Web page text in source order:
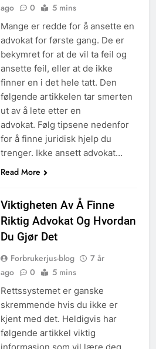
ago
0 5 mins
Mange er redde for å ansette en
advokat for første gang. De er
bekymret for at de vil ta feil og
ansette feil, eller at de ikke
finner en i det hele tatt. Den
følgende artikkelen tar smerten
ut av å lete etter en
advokat. Følg tipsene nedenfor
for å finne juridisk hjelp du
trenger. Ikke ansett advokat…
Read More
Viktigheten Av Å Finne
Riktig Advokat Og Hvordan
Du Gjør Det
Forbrukerjus-blog
7 år
ago
0 5 mins
Rettssystemet er ganske
skremmende hvis du ikke er
kjent med det. Heldigvis har
følgende artikkel viktig